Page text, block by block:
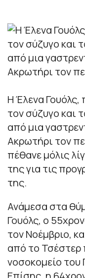
Η Έλενα Γουόλς,
τον σύζυγο και
από μια
Ακρωτήρι τον
πέθανε μόλις
της για τις
της.
Ανάμεσα στα
Γουόλς, ο
τον Νοέμβριο,
από το Τσέστερ
νοσοκομείο του